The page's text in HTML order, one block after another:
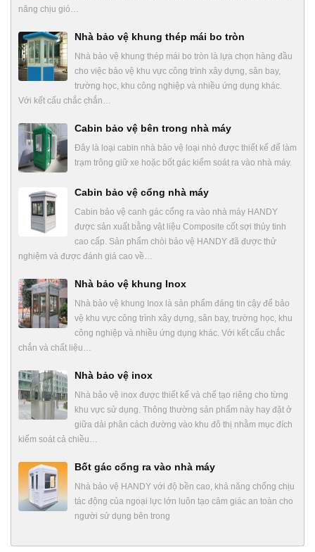
năng chịu gió…
Nhà bảo vệ khung thép mái bo tròn
Nhà bảo vệ khung thép mái bo tròn là lựa chọn hàng đầu
cho việc bảo vệ khu vực công trình xây dựng, sân bay,
trường học, khu công nghiệp và nhiều ứng dụng khác.
Với kết cấu chắc chắn…
Cabin bảo vệ bên trong nhà máy
Đây là loại cabin nhà bảo vệ loại nhỏ được thiết kế để làm
trạm trông giữ xe hoặc bốt gác kiểm soát ra vào nhà máy.
Cabin bảo vệ cổng nhà máy
Cabin bảo vệ canh gác cổng ra vào nhà máy HANDY
được sản xuất bằng vật liệu Composite cốt sợi thủy tinh
cao cấp. Sản phẩm chòi bảo vệ HANDY đã được thử
nghiệm và được đánh giá cao về…
Nhà bảo vệ khung Inox
Nhà bảo vệ khung Inox là sản phẩm đáng tin cậy để bảo
vệ khu vực công trình xây dựng, sân bay, trường học, khu
công nghiệp và nhiều ứng dụng khác. Với kết cấu chắc
chắn và chất liệu…
Nhà bảo vệ inox
Nhà bảo vệ inox được thiết kế và chế tạo riêng cho từng
khu vực sử dụng. Thông thường sản phẩm này hay đặt ở
giữa dải phân cách đường vào khu đô thị nhằm mục đích
kiểm soát cả chiều…
Bốt gác cổng ra vào nhà máy
Nhà bảo vệ HANDY với độ bền cao, khả năng chống chịu
tác động của ngoại lực lớn luôn tạo cảm giác an toàn cho
người sử dụng bên trong